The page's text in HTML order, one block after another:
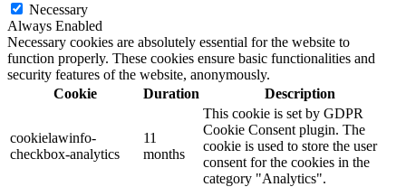
Necessary
Always Enabled
Necessary cookies are absolutely essential for the website to
function properly. These cookies ensure basic functionalities and
security features of the website, anonymously.
Cookie
Duration Description
cookielawinfo-
checkbox-analytics
11
months
This cookie is set by GDPR
Cookie Consent plugin. The
cookie is used to store the user
consent for the cookies in the
category "Analytics".